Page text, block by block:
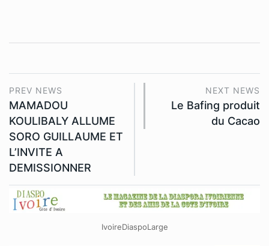
PREV NEWS
MAMADOU
KOULIBALY ALLUME
SORO GUILLAUME ET
L’INVITE A
DEMISSIONNER
NEXT NEWS
Le Bafing produit
du Cacao
IvoireDiaspoLarge